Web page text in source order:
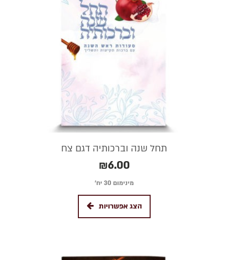
תחל שנה וברכותיה דגם צח
₪6.00
מינימום 30 יח׳
הצג אפשרויות